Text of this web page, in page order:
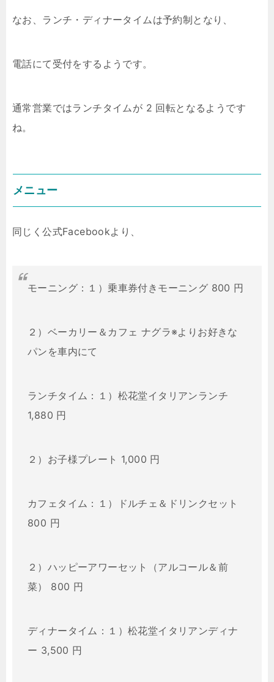
なお、ランチ・ディナータイムは予約制となり、
電話にて受付をするようです。
通常営業ではランチタイムが 2 回転となるようです
ね。
メニュー
同じく公式Facebookより、
モーニング：１）乗車券付きモーニング 800 円
２）ベーカリー＆カフェ ナグラ※よりお好きな
パンを車内にて
ランチタイム：１）松花堂イタリアンランチ
1,880 円
２）お子様プレート 1,000 円
カフェタイム：１）ドルチェ＆ドリンクセット
800 円
２）ハッピーアワーセット（アルコール＆前
菜） 800 円
ディナータイム：１）松花堂イタリアンディナ
ー 3,500 円